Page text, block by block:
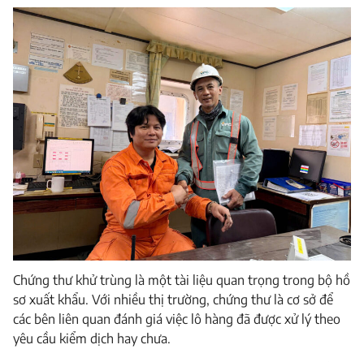
Chứng thư khử trùng là một tài liệu quan trọng trong bộ hồ
sơ xuất khẩu. Với nhiều thị trường, chứng thư là cơ sở để
các bên liên quan đánh giá việc lô hàng đã được xử lý theo
yêu cầu kiểm dịch hay chưa.